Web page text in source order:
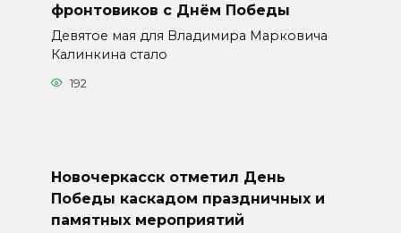
фронтовиков с Днём Победы
Девятое мая для Владимира Марковича
Калинкина стало
192
Новочеркасск отметил День
Победы каскадом праздничных и
памятных мероприятий